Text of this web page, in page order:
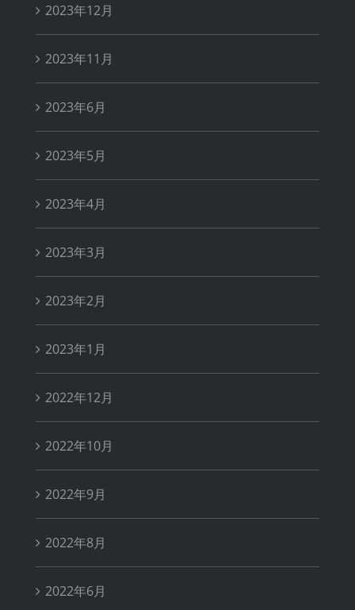
2023年12月
2023年11月
2023年6月
2023年5月
2023年4月
2023年3月
2023年2月
2023年1月
2022年12月
2022年10月
2022年9月
2022年8月
2022年6月